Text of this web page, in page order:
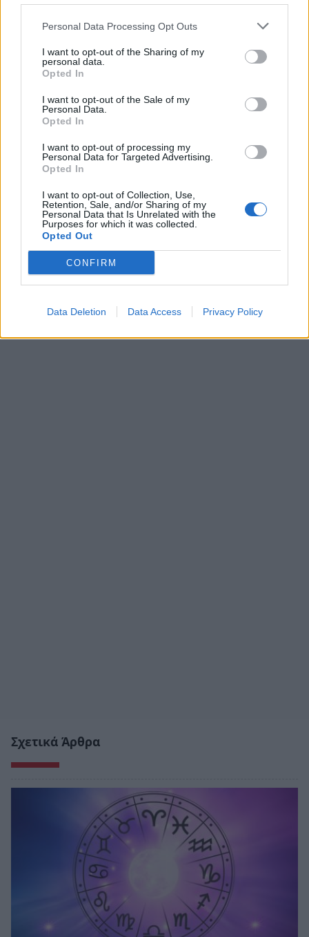
Personal Data Processing Opt Outs
I want to opt-out of the Sharing of my
personal data.
Opted In
I want to opt-out of the Sale of my
Personal Data.
Opted In
I want to opt-out of processing my
Personal Data for Targeted Advertising.
Opted In
I want to opt-out of Collection, Use,
Retention, Sale, and/or Sharing of my
Personal Data that Is Unrelated with the
Purposes for which it was collected.
Opted Out
CONFIRM
Data Deletion Data Access Privacy Policy
πέρα από τη διασκέδαση, να...Διάβασε
περισσότερα
Ακολουθήστε τοnotospress.gr στο Google News και
μάθετε πρώτοι
ΗΜΕΡΗΣΙΕΣ ΠΡΟΒΛΕΨΕΙΣ
ΑΣΤΡΟΛΟΓΙΚΕΣ ΠΡΟΒΛΕΨΕΙΣ
ΑΠΡΙΛΙΟΣ 2023
ΠΛΑΝΗΤΕΣ
ΩΡΟΣΚΟΠΟΣ
Σχετικά Άρθρα